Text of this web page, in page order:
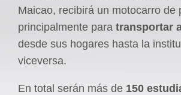
Maicao, recibirá un motocarro
principalmente para transportar
desde sus hogares hasta la
viceversa.
En total serán más de 150